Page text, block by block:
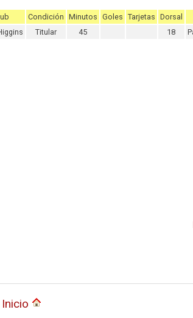
Condición Minutos Goles Tarjetas Dorsal
Titular 45 18
Inicio